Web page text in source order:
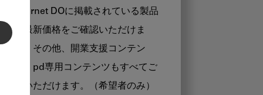
Internet DOに掲載されている製品
の最新価格をご確認いただけま
す。その他、開業支援コンテン
ツ、pd専用コンテンツもすべてご
覧いただけます。（希望者のみ）